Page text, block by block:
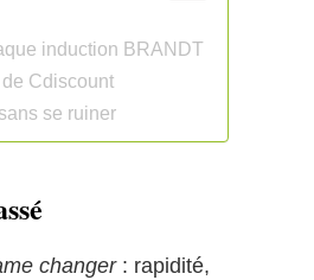
induction BRANDT
Cdiscount
se ruiner
changer: rapidité,